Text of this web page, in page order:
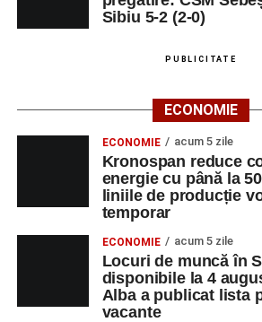
Sibiu 5-2 (2-0)
PUBLICITATE
ECONOMIE
ECONOMIE acum 5 zile
Kronospan reduce
energie cu până la
liniile de producție
temporar
ECONOMIE acum 5 zile
Locuri de muncă în
disponibile la 4
Alba a publicat lista
vacante